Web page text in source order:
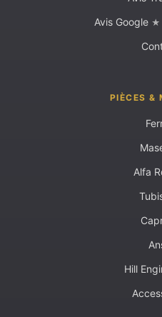
Avis Google ★
PIÈCES &
Alfa
Hill